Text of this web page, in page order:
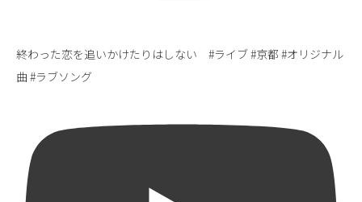
終わった恋を追いかけたりはしない #ライブ #京都 #オリジナル
曲 #ラブソング